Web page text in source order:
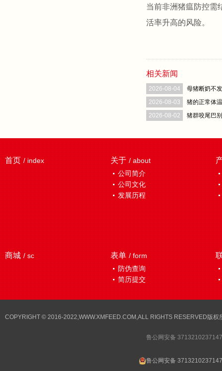
当前非洲猪瘟防控需
活率升高的风险‌。
相关新闻
2026-08-04
母猪断奶不
2026-08-03
猪的正常体
2026-08-02
猪群咬尾巴
首页 / index 关于 / about
公司简介
公司文化
发展历程
商城 / sc 表单 / form
防伪查询
简历提交
COPYRIGHT © 2016-2022,WWW.XMFEED.COM,ALL RIGHTS RESERVED版
鲁公网安备
鲁公网安备